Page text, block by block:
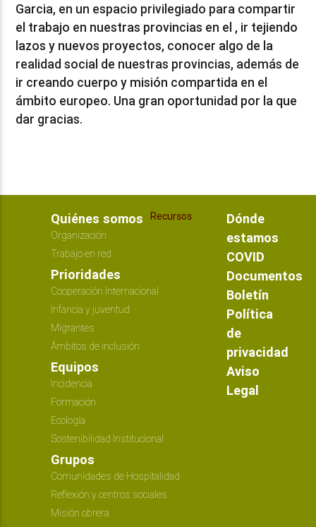
Garcia, en un espacio privilegiado para compartir
el trabajo en nuestras provincias en el , ir tejiendo
lazos y nuevos proyectos, conocer algo de la
realidad social de nuestras provincias, además de
ir creando cuerpo y misión compartida en el
ámbito europeo. Una gran oportunidad por la que
dar gracias.
Quiénes somos
Organización
Trabajo en red
Recursos
Prioridades
Cooperación Internacional
Infancia y juventud
Migrantes
Ámbitos de inclusión
Equipos
Incidencia
Formación
Ecología
Sostenibilidad Institucional
Grupos
Comunidades de Hospitalidad
Reflexión y centros sociales
Misión obrera
Dónde
estamos
COVID
Documentos
Boletín
Política
de
privacidad
Aviso
Legal